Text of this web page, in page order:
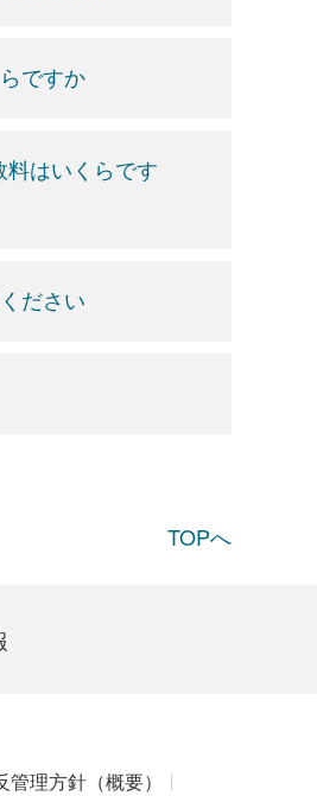
ですか
はいくらです
ださい
TOPへ
管理方針（概要）